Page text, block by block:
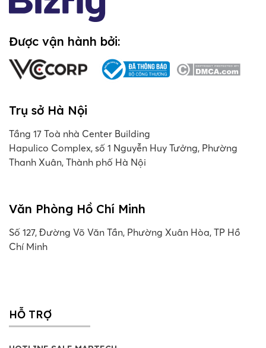
Được vận hành bởi:
Trụ sở Hà Nội
Tầng 17 Toà nhà Center Building
Hapulico Complex, số 1 Nguyễn Huy Tưởng, Phường
Thanh Xuân, Thành phố Hà Nội
Văn Phòng Hồ Chí Minh
Số 127, Đường Võ Văn Tần, Phường Xuân Hòa, TP Hồ
Chí Minh
HỖ TRỢ